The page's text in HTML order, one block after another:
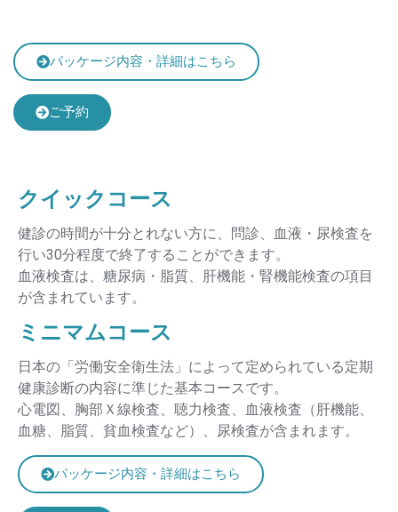
パッケージ内容・詳細はこちら
ご予約
クイックコース
健診の時間が十分とれない方に、問診、血液・尿検査を
行い30分程度で終了することができます。
血液検査は、糖尿病・脂質、肝機能・腎機能検査の項目
が含まれています。
ミニマムコース
日本の「労働安全衛生法」によって定められている定期
健康診断の内容に準じた基本コースです。
心電図、胸部Ｘ線検査、聴力検査、血液検査（肝機能、
血糖、脂質、貧血検査など）、尿検査が含まれます。
パッケージ内容・詳細はこちら